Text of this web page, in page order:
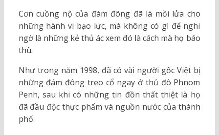
Cơn cuồng nộ của đám đông đã là mồi lửa cho
những hành vi bạo lực, mà không có gì để nghi
ngờ là những kẻ thủ ác xem đó là cách mà họ báo
thù.
Như trong năm 1998, đã có vài người gốc Việt bị
những đám đông treo cổ ngay ở thủ đô Phnom
Penh, sau khi có những tin đồn thất thiệt là họ
đã đầu độc thực phẩm và nguồn nước của thành
phố.